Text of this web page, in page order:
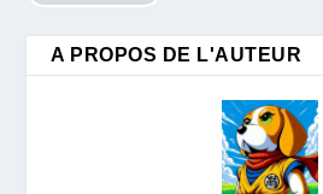
A PROPOS DE L'AUTEUR